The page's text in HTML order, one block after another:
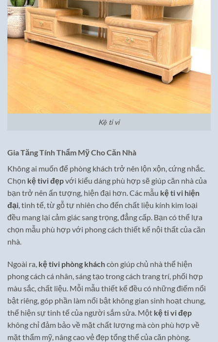
Kệ ti vi
Gia Tăng Tính Thẩm Mỹ Cho Căn Nhà
Không ai muốn để phòng khách trở nên lộn xộn, cứng nhắc.
Chọn kệ tivi đẹpvới kiểu dáng phù hợp sẽ giúp căn nhà của
bạn trở nên ấn tượng, hiện đại hơn. Các mẫu kệ ti vi hiện
đại , tinh tế, từ gỗ tự nhiên cho đến chất liệu kính kim loại
đều mang lại cảm giác sang trọng, đẳng cấp. Bạn có thể lựa
chọn mẫu phù hợp với phong cách thiết kế nội thất của căn
nhà.
Ngoài ra, kệ tivi phòng kháchcòn giúp chủ nhà thể hiện
phong cách cá nhân, sáng tạo trong cách trang trí, phối hợp
màu sắc, chất liệu. Mỗi mẫu thiết kế đều có những điểm nổi
bật riêng, góp phần làm nổi bật không gian sinh hoạt chung,
thể hiện sự tinh tế của người sắm sửa. Một kệ ti vi đẹp
không chỉ đảm bảo về mặt chất lượng mà còn phù hợp về
mặt thẩm mỹ, nâng cao vẻ đẹp tổng thể của căn phòng.